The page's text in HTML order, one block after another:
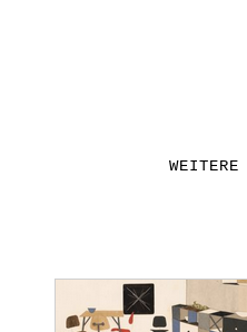
WEITERE